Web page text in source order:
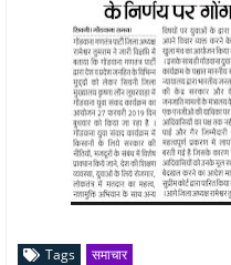
Tags समाचार